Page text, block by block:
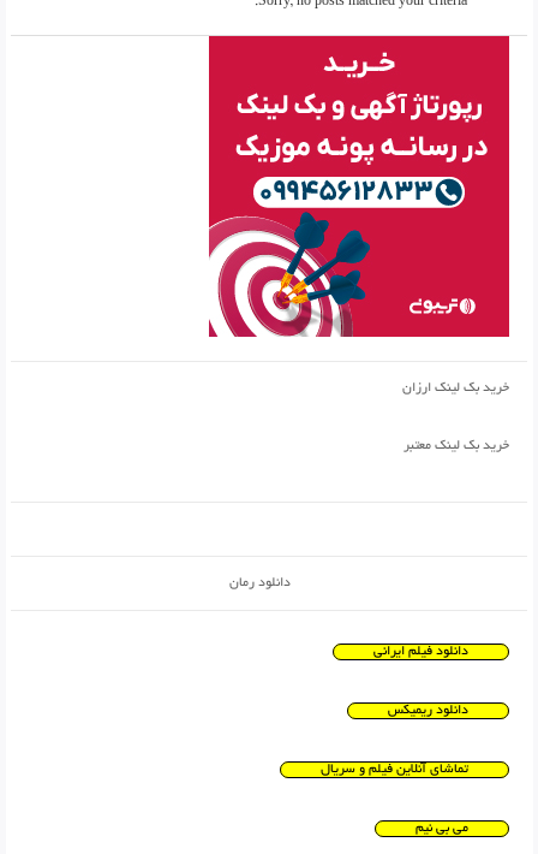
خرید بک لینک ارزان
خرید بک لینک معتبر
دانلود رمان
دانلود فیلم ایرانی
دانلود ریمیکس
تماشای آنلاین فیلم و سریال
می بی نیم